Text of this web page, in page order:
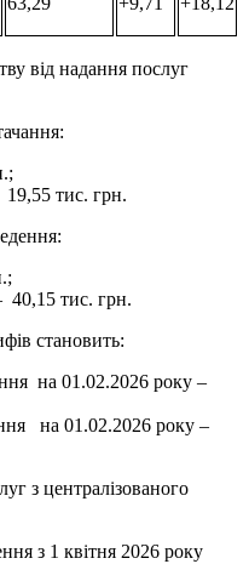
від надання послуг
тис. грн.
40,15 тис. грн.
становить:
на 01.02.2026 року –
на 01.02.2026 року –
з централізованого
з 1 квітня 2026 року